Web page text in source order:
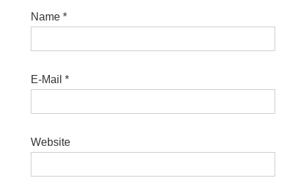
Name *
E-Mail *
Website